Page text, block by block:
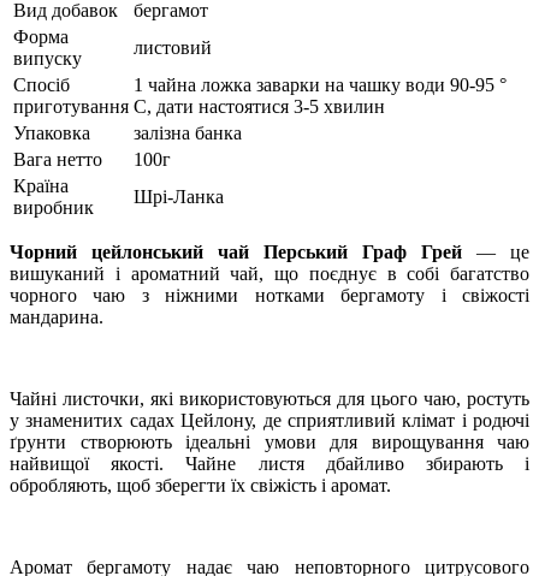
Вид добавок
бергамот
Форма
випуску
листовий
Спосіб
приготування
1 чайна ложка заварки на чашку води 90-95 °
C, дати настоятися 3-5 хвилин
Упаковка
залізна банка
Вага нетто
100г
Країна
виробник
Шрі-Ланка
Чорний цейлонський чай Перський Граф Грей — це
вишуканий і ароматний чай, що поєднує в собі багатство
чорного чаю з ніжними нотками бергамоту і свіжості
мандарина.
Чайні листочки, які використовуються для цього чаю, ростуть
у знаменитих садах Цейлону, де сприятливий клімат і родючі
ґрунти створюють ідеальні умови для вирощування чаю
найвищої якості. Чайне листя дбайливо збирають і
обробляють, щоб зберегти їх свіжість і аромат.
Аромат бергамоту надає чаю неповторного цитрусового